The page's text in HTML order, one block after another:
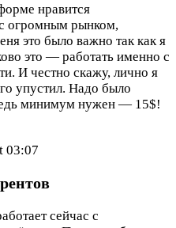
нравится
огромным рынком,
это было важно так как я
это — работать именно с
И честно скажу, лично я
упустил. Надо было
минимум нужен — 15$!
03:07
сейчас с